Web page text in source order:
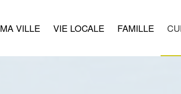
MA VILLE VIE LOCALE FAMILLE